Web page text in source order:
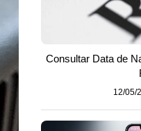
Consultar Data de
12/05/